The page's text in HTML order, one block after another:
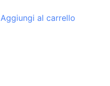
Aggiungi al carrello